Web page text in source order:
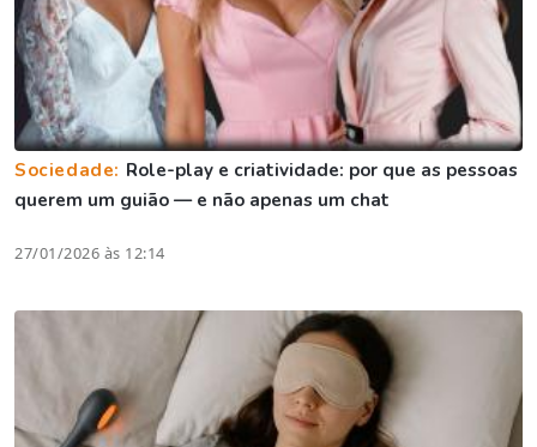
Sociedade: Role-play e criatividade: por que as pessoas
querem um guião — e não apenas um chat
27/01/2026 às 12:14